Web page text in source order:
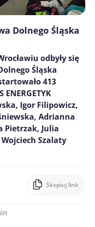
Dolnego Śląska
odbyły się
Śląska
413
Igor Filipowicz,
Adrianna
Pietrzak, Julia
Szalaty
Skopiuj link